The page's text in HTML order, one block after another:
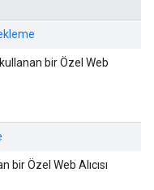
bir Özel Web
bir Özel Web Alıcısı